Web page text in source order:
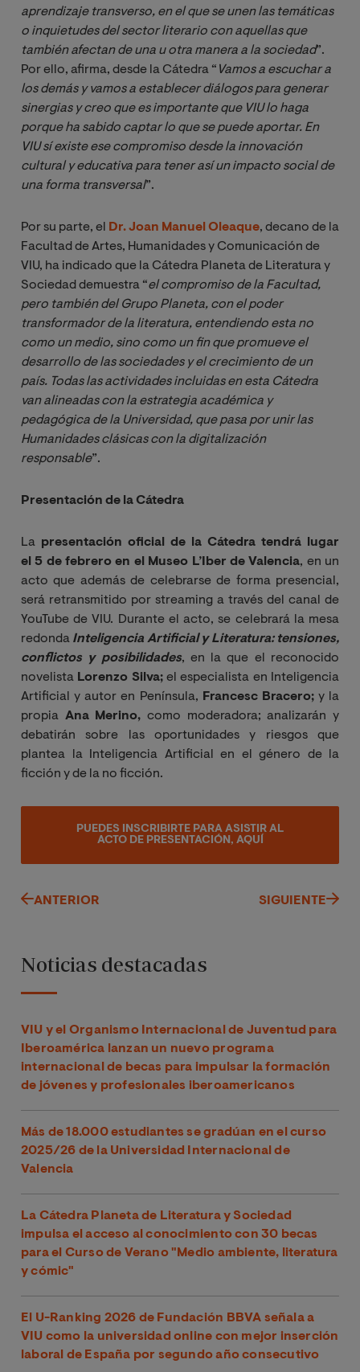
aprendizaje transverso, en el que se unen las temáticas
o inquietudes del sector literario con aquellas que
también afectan de una u otra manera a la sociedad”.
Por ello, afirma, desde la Cátedra “ Vamos a escuchar a
los demás y vamos a establecer diálogos para generar
sinergias y creo que es importante que VIU lo haga
porque ha sabido captar lo que se puede aportar. En
VIU sí existe ese compromiso desde la innovación
cultural y educativa para tener así un impacto social de
una forma transversal”.
Por su parte, el Dr. Joan Manuel Oleaque, decano de la
Facultad de Artes, Humanidades y Comunicación de
VIU, ha indicado que la Cátedra Planeta de Literatura y
Sociedad demuestra “el compromiso de la Facultad,
pero también del Grupo Planeta, con el poder
transformador de la literatura, entendiendo esta no
como un medio, sino como un fin que promueve el
desarrollo de las sociedades y el crecimiento de un
país. Todas las actividades incluidas en esta Cátedra
van alineadas con la estrategia académica y
pedagógica de la Universidad, que pasa por unir las
Humanidades clásicas con la digitalización
responsable”.
Presentación de la Cátedra
La presentación oficial de la Cátedra tendrá lugar
el 5 de febrero en el Museo L’Iber de Valencia, en un
acto que además de celebrarse de forma presencial,
será retransmitido por streaming a través del canal de
YouTube de VIU. Durante el acto, se celebrará la mesa
redonda Inteligencia Artificial y Literatura: tensiones,
conflictos y posibilidades, en la que el reconocido
novelista Lorenzo Silva;el especialista en Inteligencia
Artificial y autor en Península, Francesc Bracero; y la
propia Ana Merino, como moderadora; analizarán y
debatirán sobre las oportunidades y riesgos que
plantea la Inteligencia Artificial en el género de la
ficción y de la no ficción.
PUEDES INSCRIBIRTE PARA ASISTIR AL
ACTO DE PRESENTACIÓN, AQUÍ
ANTERIOR SIGUIENTE
Noticias destacadas
VIU y el Organismo Internacional de Juventud para
Iberoamérica lanzan un nuevo programa
internacional de becas para impulsar la formación
de jóvenes y profesionales iberoamericanos
Más de 18.000 estudiantes se gradúan en el curso
2025/26 de la Universidad Internacional de
Valencia
La Cátedra Planeta de Literatura y Sociedad
impulsa el acceso al conocimiento con 30 becas
para el Curso de Verano "Medio ambiente, literatura
y cómic"
El U-Ranking 2026 de Fundación BBVA señala a
VIU como la universidad online con mejor inserción
laboral de España por segundo año consecutivo